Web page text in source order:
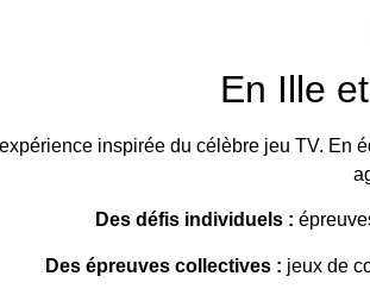
En Ille
inspirée du célèbre jeu TV. En
Des défis individuels :
Des épreuves collectives : jeux de